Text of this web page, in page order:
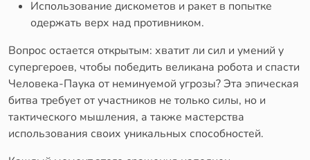
Использование дискометов и ракет в попытке
одержать верх над противником.
Вопрос остается открытым: хватит ли сил и умений у
супергероев, чтобы победить великана робота и спасти
Человека-Паука от неминуемой угрозы? Эта эпическая
битва требует от участников не только силы, но и
тактического мышления, а также мастерства
использования своих уникальных способностей.